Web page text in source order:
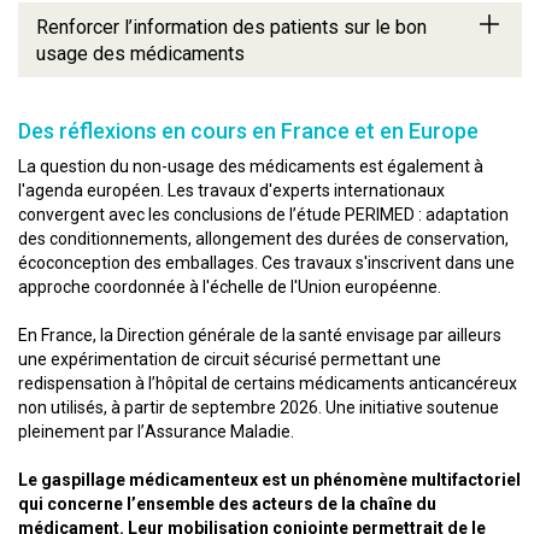
Renforcer l’information des patients sur le bon
usage des médicaments
Des réflexions en cours en France et en Europe
La question du non-usage des médicaments est également à
l'agenda européen. Les travaux d'experts internationaux
convergent avec les conclusions de l’étude PERIMED : adaptation
des conditionnements, allongement des durées de conservation,
écoconception des emballages. Ces travaux s'inscrivent dans une
approche coordonnée à l'échelle de l'Union européenne.
En France, la Direction générale de la santé envisage par ailleurs
une expérimentation de circuit sécurisé permettant une
redispensation à l’hôpital de certains médicaments anticancéreux
non utilisés, à partir de septembre 2026. Une initiative soutenue
pleinement par l’Assurance Maladie.
Le gaspillage médicamenteux est un phénomène multifactoriel
qui concerne l’ensemble des acteurs de la chaîne du
médicament. Leur mobilisation conjointe permettrait de le